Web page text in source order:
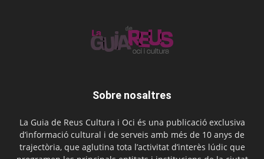
Sobre nosaltres
La Guia de Reus Cultura i Oci és una publicació exclusiva
d’informació cultural i de serveis amb més de 10 anys de
trajectòria, que aglutina tota l’activitat d’interès lúdic que